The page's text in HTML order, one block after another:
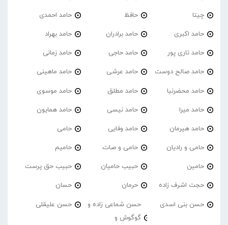
چیتا حافظ حامد احمدی
حامد اکبری حامد برادران حامد بهراد
حامد تاری پور حامد حاجی حامد زمانی
حامد صالح دوست حامد عرشی حامد ماهینی
حامد محضرنیا حامد مطلق حامد موسوی
حامد میرا حامد نیسی حامد همایون
حامد هیرمان حامد وفایی حامی
حامی و رادیان حامی و صات حامیم
حامین حبیب حامیان حبیب حق پرست
حجت اشرف زاده حرمان حسان
حسن بنی اسدی
حسن شماعی زاده و
گوگوش و
حسن علیقلی